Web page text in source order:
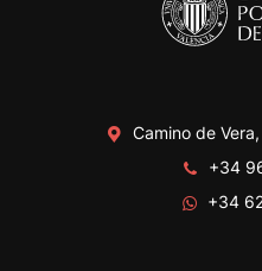
Camino de
+34
+34